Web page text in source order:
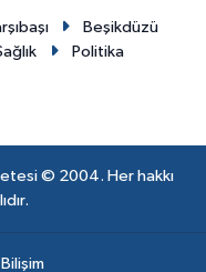
Beşikdüzü
Politika
© 2004. Her hakkı
Bilişim